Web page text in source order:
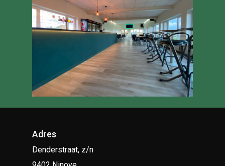
Adres
Denderstraat, z/n